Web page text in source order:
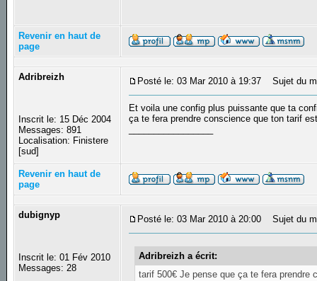
Revenir en haut de
page
Adribreizh
Inscrit le: 15 Déc 2004
Messages: 891
Localisation: Finistere
[sud]
Posté le: 03 Mar 2010 à 19:37 Sujet du
Et voila une config plus puissante que ta
ça te fera prendre conscience que ton tarif
Revenir en haut de
page
dubignyp
Inscrit le: 01 Fév 2010
Messages: 28
Posté le: 03 Mar 2010 à 20:00 Sujet du
Adribreizh a écrit:
tarif 500€ Je pense que ça te fera prendre